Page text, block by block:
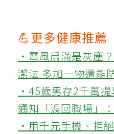
💪更多健康推薦
‧電風扇滿是灰塵
潔法 多加一物還能
‧45歲男存2千萬
通知「淚回職場」
‧用千元手機、拒